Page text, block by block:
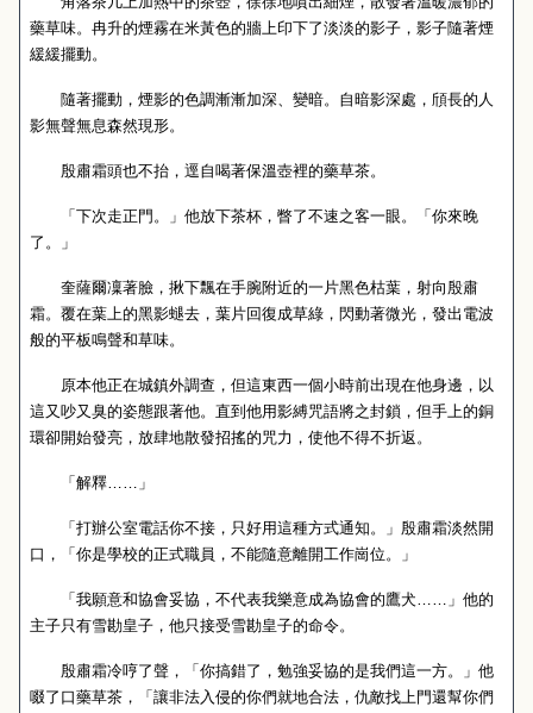
藥草味。冉升的煙霧在米黃色的牆上印下了淡淡的影子，影子隨著煙
緩緩擺動。
隨著擺動，煙影的色調漸漸加深、變暗。自暗影深處，頎長的人
影無聲無息森然現形。
殷肅霜頭也不抬，逕自喝著保溫壺裡的藥草茶。
「下次走正門。」他放下茶杯，瞥了不速之客一眼。「你來晚
了。」
奎薩爾凜著臉，揪下飄在手腕附近的一片黑色枯葉，射向殷肅
霜。覆在葉上的黑影螁去，葉片回復成草綠，閃動著微光，發出電波
般的平板鳴聲和草味。
原本他正在城鎮外調查，但這東西一個小時前出現在他身邊，以
這又吵又臭的姿態跟著他。直到他用影縛咒語將之封鎖，但手上的銅
環卻開始發亮，放肆地散發招搖的咒力，使他不得不折返。
「解釋……」
「打辦公室電話你不接，只好用這種方式通知。」殷肅霜淡然開
口，「你是學校的正式職員，不能隨意離開工作崗位。」
「我願意和協會妥協，不代表我樂意成為協會的鷹犬……」他的
主子只有雪勘皇子，他只接受雪勘皇子的命令。
殷肅霜冷哼了聲，「你搞錯了，勉強妥協的是我們這一方。」他
啜了口藥草茶，「讓非法入侵的你們就地合法，仇敵找上門還幫你們